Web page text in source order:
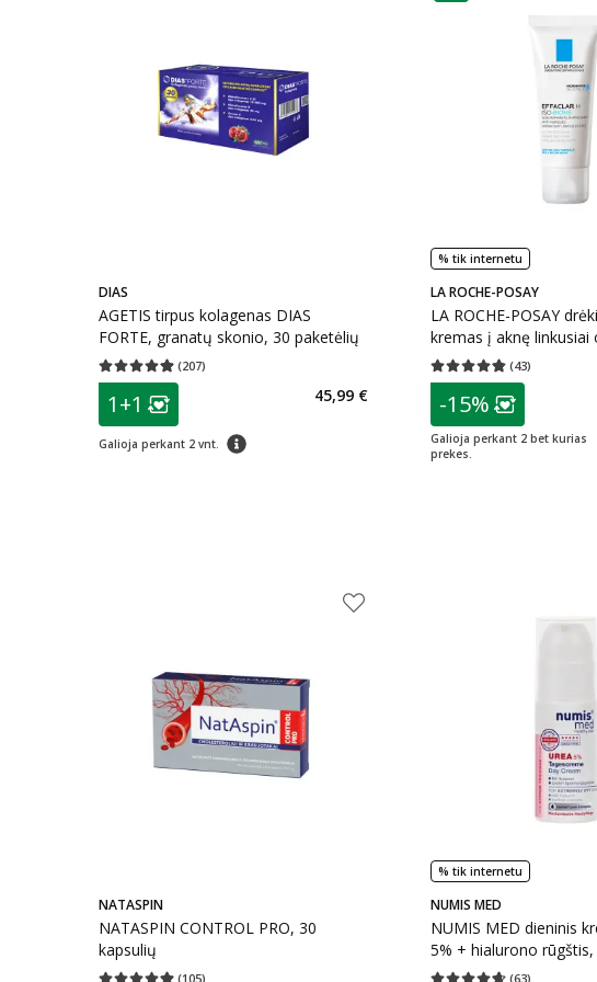
DIAS
AGETIS tirpus kolagenas DIAS
FORTE, granatų skonio, 30 paketėlių
(207)
Vidutinis įvertinimas 4.87
patarimas
Lojalumo klubo narių nuolaida:
1+1
Galioja perkant 2 vnt. patarimas
45,99 €
% tik internetu
LA ROCHE-POSAY
LA ROCHE-POSAY
kremas į aknę linkusiai
EFFACLAR H ISO-
(43)
Vidutinis įvertinimas 4.81
patarimas
Lojalumo
-15%
Galioja perkant 2 bet kurias
prekes.
NATASPIN
NATASPIN CONTROL PRO, 30
kapsulių
(105)
% tik internetu
NUMIS MED
NUMIS MED dieninis
5% + hialurono
(63)